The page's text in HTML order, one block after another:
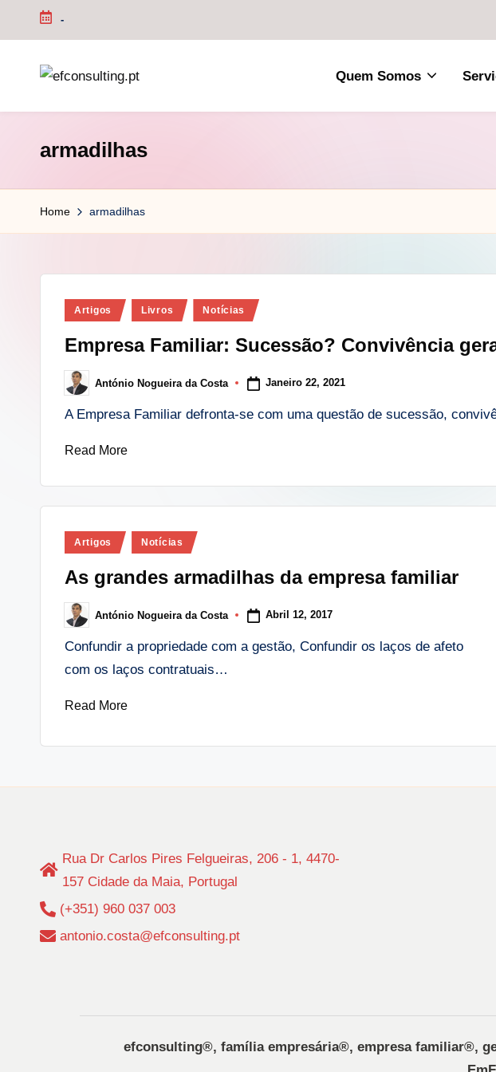
Skip
-
o
n
s
p
Quem Somos
armadilhas
Home armadilhas
Posted
Artigos Livros Notícias
Empresa Familiar: Sucessão? Convivência
Posted
by
António Nogueira da Costa Janeiro 22, 2021
A Empresa Familiar defronta-se com uma questão de sucessão,
Read More
Posted
Artigos Notícias
As grandes armadilhas da empresa familiar
Posted
by
António Nogueira da Costa Abril 12, 2017
Confundir a propriedade com a gestão, Confundir os laços de afeto
com os laços contratuais…
Read More
Rua Dr Carlos Pires Felgueiras, 206 - 1, 4470-
157 Cidade da Maia, Portugal
(+351) 960 037 003
antonio.costa@efconsulting.pt
efconsulting®️, família empresária®️, empresa familiar®️,